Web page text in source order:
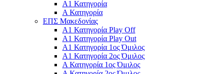
Α1 Κατηγορία
Α Κατηγορία
ΕΠΣ Μακεδονίας
Α1 Κατηγορία Play Off
Α1 Κατηγορία Play Out
Α1 Κατηγορία 1ος Όμιλος
Α1 Κατηγορία 2ος Όμιλος
Α Κατηγορία 1ος Όμιλος